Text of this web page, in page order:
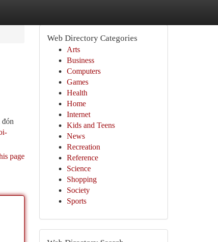
đón
page
Web Directory Categories
Arts
Business
Computers
Games
Health
Home
Internet
Kids and Teens
News
Recreation
Reference
Science
Shopping
Society
Sports